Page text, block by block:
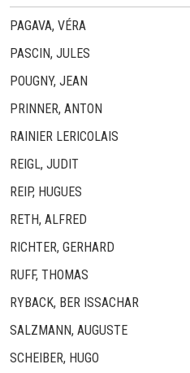
PAGAVA, VÉRA
PASCIN, JULES
POUGNY, JEAN
PRINNER, ANTON
RAINIER LERICOLAIS
REIGL, JUDIT
REIP, HUGUES
RETH, ALFRED
RICHTER, GERHARD
RUFF, THOMAS
RYBACK, BER ISSACHAR
SALZMANN, AUGUSTE
SCHEIBER, HUGO